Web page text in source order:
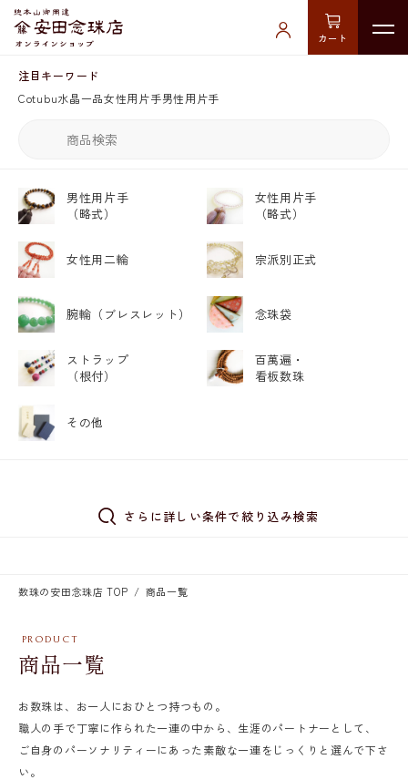
カート
注目キーワード
Cotubu水晶一品女性用片手男性用片手
男性用片手
（略式）
女性用片手
（略式）
女性用二輪 宗派別正式
腕輪 （ブレスレット） 念珠袋
ストラップ
（根付）
百萬遍・
看板数珠
その他
さらに詳しい条件で絞り込み検索
数珠の安田念珠店 TOP 商品一覧
商品一覧
お数珠は、お一人におひとつ持つもの。
職人の手で丁寧に作られた一連の中から、生涯のパートナーとして、
ご自身のパーソナリティーにあった素敵な一連をじっくりと選んで下さ
い。